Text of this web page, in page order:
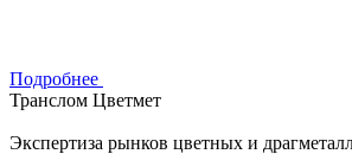
Подробнее
Транслом Цветмет
Экспертиза рынков цветных и